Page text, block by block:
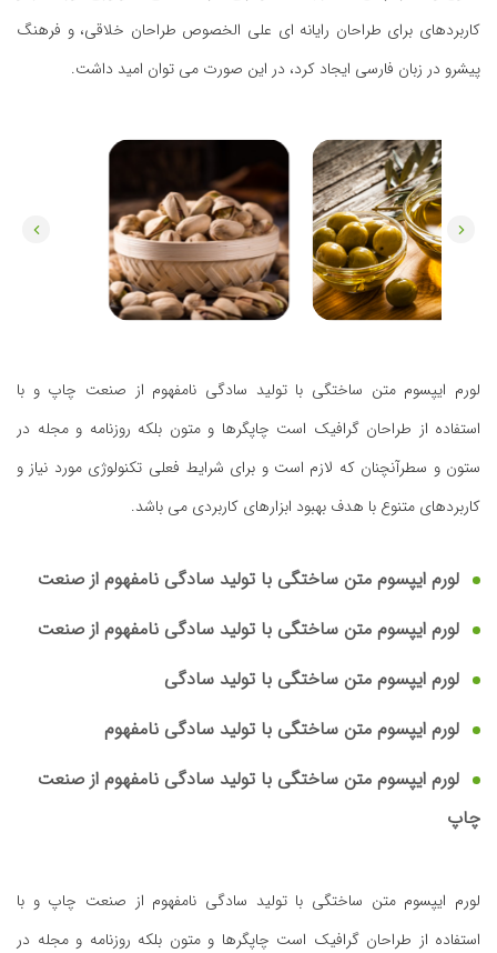
کاربردهای برای طراحان رایانه ای علی الخصوص طراحان خلاقی، و فرهنگ
پیشرو در زبان فارسی ایجاد کرد، در این صورت می توان امید داشت.
لورم ایپسوم متن ساختگی با تولید سادگی نامفهوم از صنعت چاپ و با
استفاده از طراحان گرافیک است چاپگرها و متون بلکه روزنامه و مجله در
ستون و سطرآنچنان که لازم است و برای شرایط فعلی تکنولوژی مورد نیاز و
کاربردهای متنوع با هدف بهبود ابزارهای کاربردی می باشد.
لورم ایپسوم متن ساختگی با تولید سادگی نامفهوم از صنعت
لورم ایپسوم متن ساختگی با تولید سادگی نامفهوم از صنعت
لورم ایپسوم متن ساختگی با تولید سادگی
لورم ایپسوم متن ساختگی با تولید سادگی نامفهوم
لورم ایپسوم متن ساختگی با تولید سادگی نامفهوم از صنعت
چاپ
لورم ایپسوم متن ساختگی با تولید سادگی نامفهوم از صنعت چاپ و با
استفاده از طراحان گرافیک است چاپگرها و متون بلکه روزنامه و مجله در